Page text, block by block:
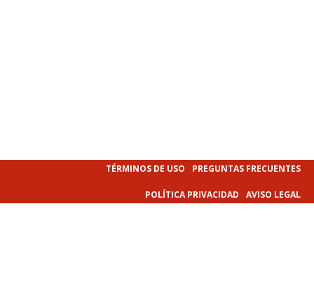
TÉRMINOS DE USO PREGUNTAS FRECUENTES
POLÍTICA PRIVACIDAD AVISO LEGAL